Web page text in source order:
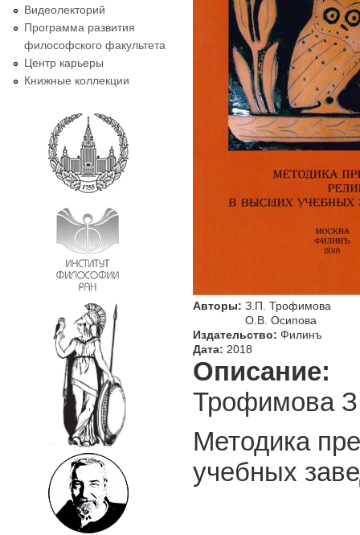
Видеолекторий
Программа развития
философского факультета
Центр карьеры
Книжные коллекции
Авторы: З.П. Трофимова
О.В. Осипова
Издательство: Филинъ
Дата: 2018
Описание:
Трофимова
Методика
учебных